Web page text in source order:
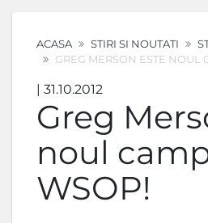
ACASA STIRI SI NOUTATI
GREG MERSON ESTE NOUL
| 31.10.2012
Greg
noul
WSOP!